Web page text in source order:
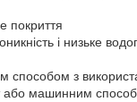
покриття
і низьке
способом з
або машинним